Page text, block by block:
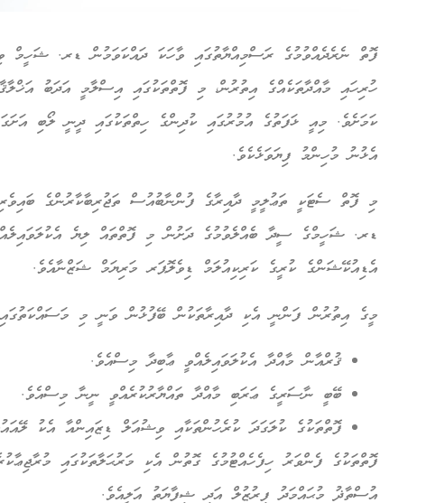
ފޮތް ނެރެދެއްވުމުގެ ރަސްމިއްޔާތުގައި ވާހަކަ ދައްކަވަމުން ޑރ. ޝަހީމް
ހުރިހައި މާއްދާތަކެއްގެ އިތުރުން، މި ފޮތްތަކުގައި އިސްލާމީ އަދަބު
ކަމަށެވެ. މިއީ ޅަފަތުގެ އުމުރުގައި ކުދިންގެ ހިތްތަކުގައި ދީނީ ލޯބި
އެޅުނު މުހިންމު ފިޔަވަޅެކެވެ.
މި ފޮތް ސެޓަކީ ތަޢުލީމީ ދާއިރާގެ ފުންނާބުއުސް ތަޖުރިބާކާރުންގެ
ޑރ. ޝަހީމްގެ ސީދާ ބެއްލެވުމުގެ ދަށުން މި ފޮތްތައް ލިޔެ
އެޑިއުކޭޝަންގެ ކުރީގެ ކަރިކިއުލަމް ޑިވެލޮޕަރ މަރިޔަމް ޝަޒްނާއެވެ.
މީގެ އިތުރުން ފަންނީ އެކި ދާއިރާތަކުން ބޭފުޅުން ވަނީ މި މަސައްކަތުގައި
ޤުރްއާން މާއްދާ އެކުލަވައިލެއްވީ ޢާބިދާ މިސްއެވެ.
ބޭބީ ނާސަރީގެ ޢަރަބި މާއްދާ ތައްޔާރުކުރެއްވީ ނީނާ މިސްއެވެ.
ފޮތްތަކުގެ ކުލަގަދަ ކުރެހުންތަކާއި ވިޝުއަލް ޑިޒައިންއާ އެކު
ފޮތްތަކުގެ ފެންވަރު ހިފެހެއްޓުމުގެ ގޮތުން އެކި މަރުޙަލާތަކުގައި
އުސްތާޛު މުޙައްމަދު ފިރުޒުލް އަދި ޝިފާޔަތު އަލީއެވެ.